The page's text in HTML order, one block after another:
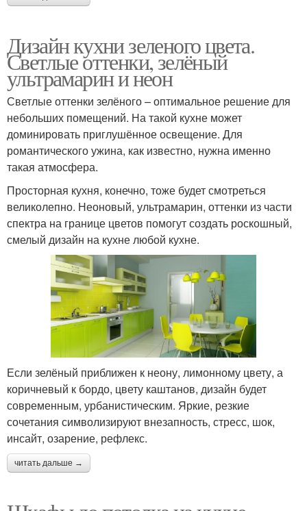
Дизайн кухни зеленого цвета.
Светлые оттенки, зелёный
ультрамарин и неон
Светлые оттенки зелёного – оптимальное решение для
небольших помещений. На такой кухне может
доминировать приглушённое освещение. Для
романтического ужина, как известно, нужна именно
такая атмосфера.
Просторная кухня, конечно, тоже будет смотреться
великолепно. Неоновый, ультрамарин, оттенки из части
спектра на границе цветов помогут создать роскошный,
смелый дизайн на кухне любой кухне.
Если зелёный приближен к неону, лимонному цвету, а
коричневый к бордо, цвету каштанов, дизайн будет
современным, урбанистическим. Яркие, резкие
сочетания символизируют внезапность, стресс, шок,
инсайт, озарение, рефлекс.
читать дальше →